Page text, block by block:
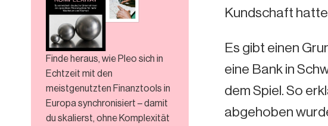
Finde heraus, wie Pleo sich in
Echtzeit mit den
meistgenutzten Finanztools in
Europa synchronisiert – damit
du skalierst, ohne Komplexität
Kundschaft
Es gibt einen
eine Bank in
dem Spiel. So
abgehoben